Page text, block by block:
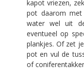
kapot vriezen,
pot daarom
water wel uit
eventueel op
plankjes. Of zet
pot en vul de
of